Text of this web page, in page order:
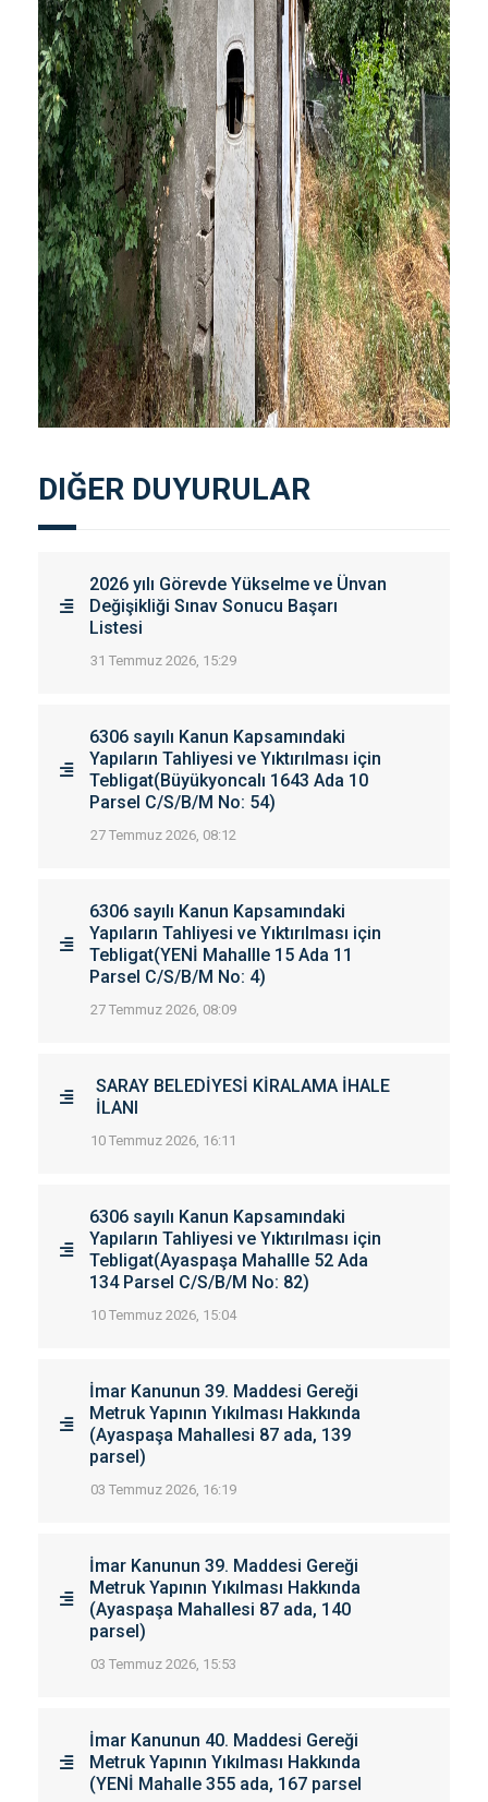
DIĞER DUYURULAR
2026 yılı Görevde Yükselme ve Ünvan
Değişikliği Sınav Sonucu Başarı
Listesi
31 Temmuz 2026, 15:29
6306 sayılı Kanun Kapsamındaki
Yapıların Tahliyesi ve Yıktırılması için
Tebligat(Büyükyoncalı 1643 Ada 10
Parsel C/S/B/M No: 54)
27 Temmuz 2026, 08:12
6306 sayılı Kanun Kapsamındaki
Yapıların Tahliyesi ve Yıktırılması için
Tebligat(YENİ Mahallle 15 Ada 11
Parsel C/S/B/M No: 4)
27 Temmuz 2026, 08:09
SARAY BELEDİYESİ KİRALAMA İHALE
İLANI
10 Temmuz 2026, 16:11
6306 sayılı Kanun Kapsamındaki
Yapıların Tahliyesi ve Yıktırılması için
Tebligat(Ayaspaşa Mahallle 52 Ada
134 Parsel C/S/B/M No: 82)
10 Temmuz 2026, 15:04
İmar Kanunun 39. Maddesi Gereği
Metruk Yapının Yıkılması Hakkında
(Ayaspaşa Mahallesi 87 ada, 139
parsel)
03 Temmuz 2026, 16:19
İmar Kanunun 39. Maddesi Gereği
Metruk Yapının Yıkılması Hakkında
(Ayaspaşa Mahallesi 87 ada, 140
parsel)
03 Temmuz 2026, 15:53
İmar Kanunun 40. Maddesi Gereği
Metruk Yapının Yıkılması Hakkında
(YENİ Mahalle 355 ada, 167 parsel